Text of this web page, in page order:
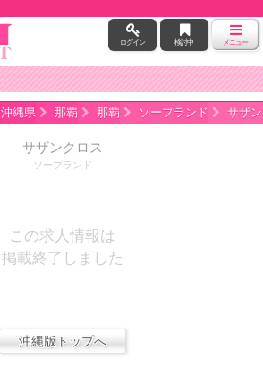
ログイン 検討中 メニュー
沖縄県 那覇 那覇 ソープランド サザ
サザンクロス
ソープランド
この求人情報は
掲載終了しました
沖縄版トップへ